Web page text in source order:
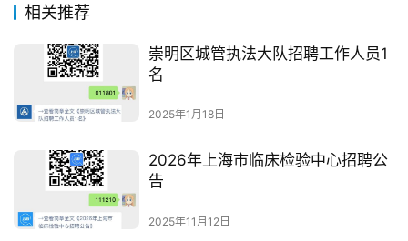
相关推荐
崇明区城管执法大队招聘工作人员1
名
2025年1月18日
2026年上海市临床检验中心招聘公
告
2025年11月12日